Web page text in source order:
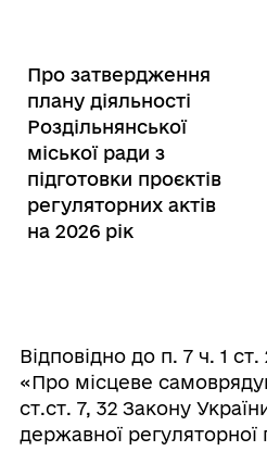
Про затвердження
плану діяльності
Роздільнянської
міської ради з
підготовки проєктів
регуляторних актів
на 2026 рік
Відповідно до п. 7 ч. 1
«Про місцеве
ст.ст. 7, 32 Закону
державної регуляторної